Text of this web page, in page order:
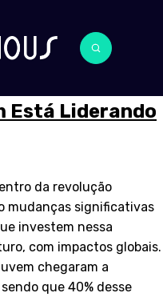
Está Liderando
da revolução
mudanças significativas
investem nessa
com impactos globais.
chegaram a
que 40% desse